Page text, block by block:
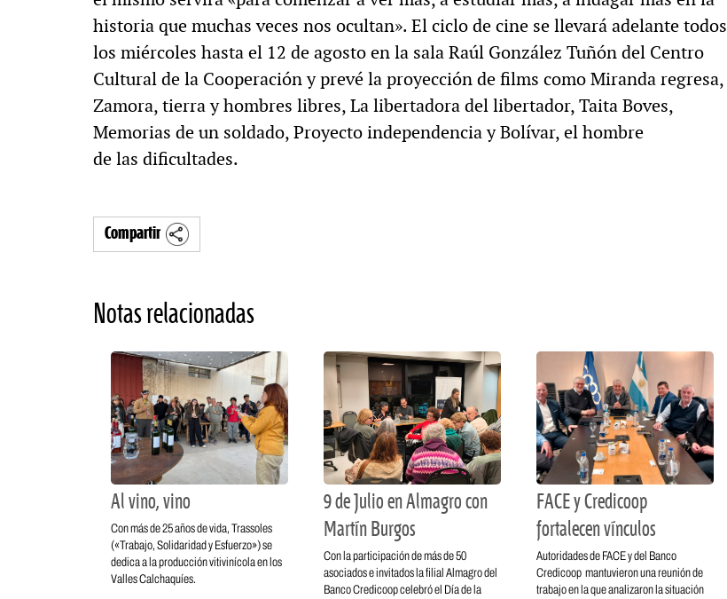
historia que muchas veces nos ocultan». El ciclo de cine se llevará adelante todos
los miércoles hasta el 12 de agosto en la sala Raúl González Tuñón del Centro
Cultural de la Cooperación y prevé la proyección de films como Miranda regresa,
Zamora, tierra y hombres libres, La libertadora del libertador, Taita Boves,
Memorias de un soldado, Proyecto independencia y Bolívar, el hombre
de las dificultades.
Compartir
Notas relacionadas
Al vino, vino
Con más de 25 años de vida, Trassoles
(«Trabajo, Solidaridad y Esfuerzo») se
dedica a la producción vitivinícola en los
Valles Calchaquíes.
9 de Julio en Almagro con
Martín Burgos
Con la participación de más de 50
asociados e invitados la filial Almagro del
Banco Credicoop celebró el Día de la
FACE y Credicoop
fortalecen vínculos
Autoridades de FACE y del Banco
Credicoop mantuvieron una reunión de
trabajo en la que analizaron la situación